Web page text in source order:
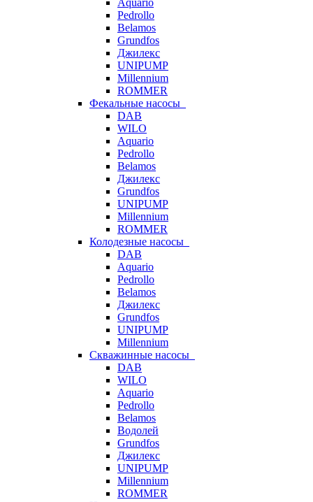
Aquario
Pedrollo
Belamos
Grundfos
Джилекс
UNIPUMP
Millennium
ROMMER
Фекальные насосы
DAB
WILO
Aquario
Pedrollo
Belamos
Джилекс
Grundfos
UNIPUMP
Millennium
ROMMER
Колодезные насосы
DAB
Aquario
Pedrollo
Belamos
Джилекс
Grundfos
UNIPUMP
Millennium
Скважинные насосы
DAB
WILO
Aquario
Pedrollo
Belamos
Водолей
Grundfos
Джилекс
UNIPUMP
Millennium
ROMMER